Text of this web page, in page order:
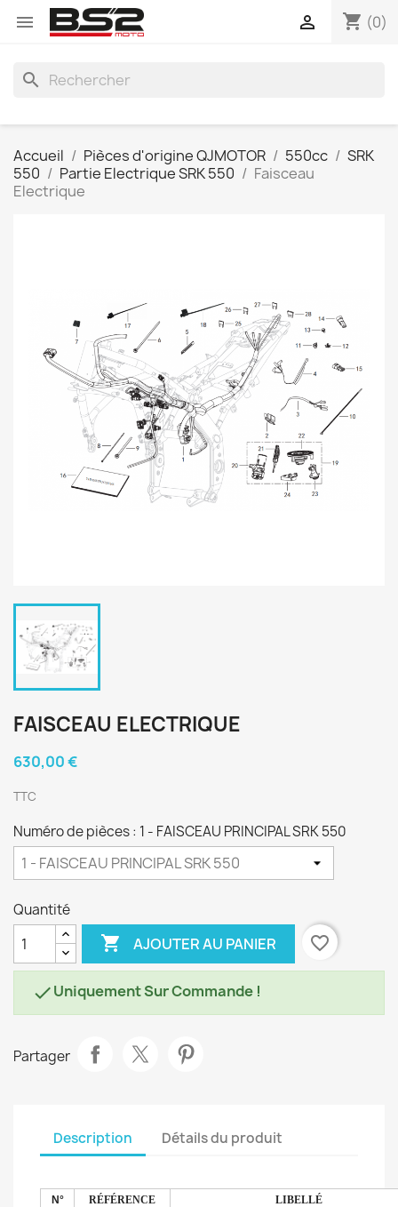
 shopping_cart (0)

search
Accueil Pièces d'origine QJMOTOR 550cc
SRK
550
Partie Electrique SRK 550
Faisceau
Electrique
FAISCEAU ELECTRIQUE
630,00 €
TTC
Numéro de pièces : 1 - FAISCEAU PRINCIPAL SRK 550
Quantité
 AJOUTER AU PANIER favorite_border
Uniquement Sur Commande !
Partager
Description Détails du produit
N° RÉFÉRENCE LIBELLÉ